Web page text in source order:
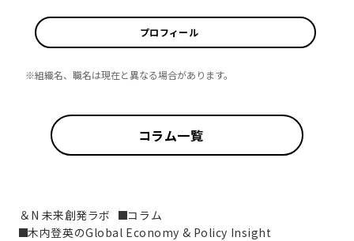
プロフィール
※組織名、職名は現在と異なる場合があります。
コラム一覧
＆N 未来創発ラボ
コラム
木内登英のGlobal Economy & Policy Insight